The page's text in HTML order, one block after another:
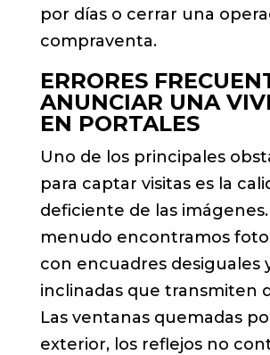
por días o cerrar una
compraventa.
ERRORES
ANUNCIAR UNA
EN PORTALES
Uno de los principales
para captar visitas es la
deficiente de las imágenes.
menudo encontramos
con encuadres desiguales
inclinadas que transmiten
Las ventanas quemadas
exterior, los reflejos no